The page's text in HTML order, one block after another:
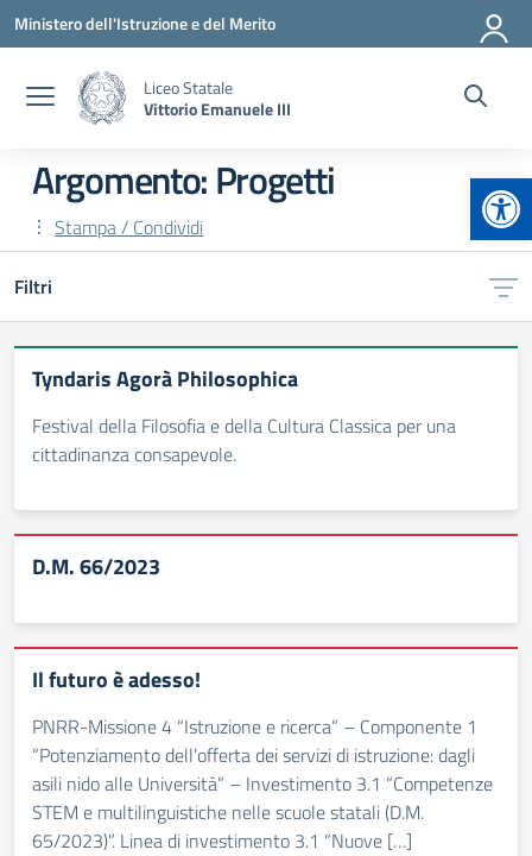
Vai ai contenuti
Vai al menu di navigazione
Vai al footer
Ministero dell'Istruzione e del Merito
Liceo Statale
Vittorio Emanuele III
Argomento: Progetti
Stampa / Condividi
Filtri
Tyndaris Agorà Philosophica
Festival della Filosofia e della Cultura Classica per una
cittadinanza consapevole.
D.M. 66/2023
Il futuro è adesso!
PNRR-Missione 4 “Istruzione e ricerca” – Componente 1
“Potenziamento dell’offerta dei servizi di istruzione: dagli
asili nido alle Università” – Investimento 3.1 “Competenze
STEM e multilinguistiche nelle scuole statali (D.M.
65/2023)”. Linea di investimento 3.1 “Nuove […]